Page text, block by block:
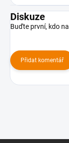
Diskuze
Buďte první, kdo
Přidat komentář